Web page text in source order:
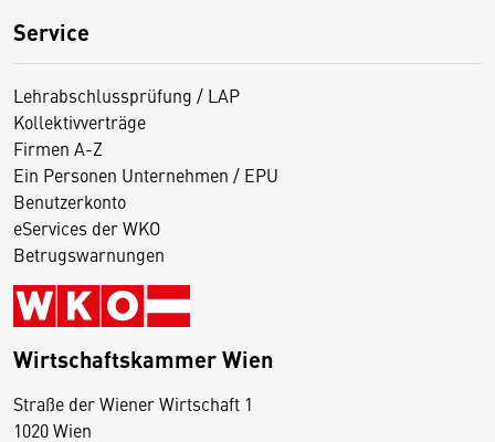
Service
Lehrabschlussprüfung / LAP
Kollektivverträge
Firmen A-Z
Ein Personen Unternehmen / EPU
Benutzerkonto
eServices der WKO
Betrugswarnungen
Wirtschaftskammer Wien
Straße der Wiener Wirtschaft 1
1020 Wien